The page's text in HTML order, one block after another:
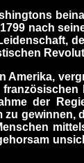
nach
der